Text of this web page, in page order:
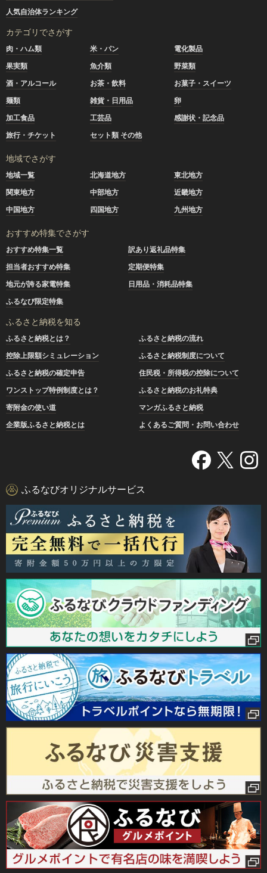
人気自治体ランキング
カテゴリでさがす
肉・ハム類 米・パン
電化製品
果実類
魚介類
野菜類
酒・アルコール
お茶・飲料
お菓子・スイーツ
麺類
雑貨・日用品
卵
加工食品
工芸品
感謝状・記念品
旅行・チケット
セット類 その他
地域でさがす
地域一覧 北海道地方
東北地方
関東地方
中部地方
近畿地方
中国地方
四国地方 九州地方
おすすめ特集でさがす
おすすめ特集一覧
訳あり返礼品特集
担当者おすすめ特集
定期便特集
地元が誇る家電特集
日用品・消耗品特集
ふるなび限定特集
ふるさと納税を知る
ふるさと納税とは？
ふるさと納税の流れ
控除上限額シミュレーション
ふるさと納税制度について
ふるさと納税の確定申告
住民税・所得税の控除について
ワンストップ特例制度とは？
ふるさと納税のお礼特典
寄附金の使い道
マンガふるさと納税
企業版ふるさと納税とは
よくあるご質問・お問い合わせ
ふるなびオリジナルサービス